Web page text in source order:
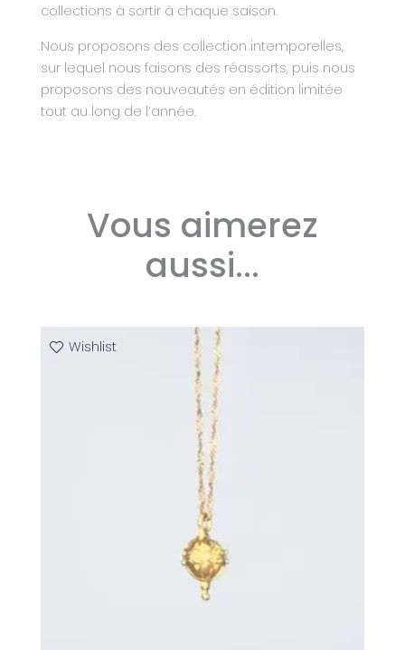
collections à sortir à chaque saison.
Nous proposons des collection intemporelles,
sur lequel nous faisons des réassorts, puis nous
proposons des nouveautés en édition limitée
tout au long de l’année.
Vous aimerez
aussi...
Wishlist